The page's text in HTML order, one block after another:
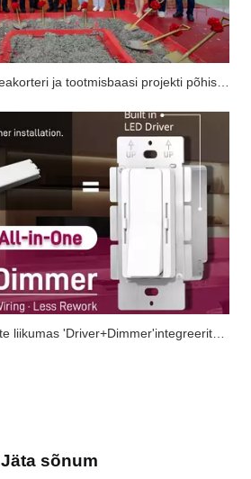
Suretron Electronicsi peakorteri ja tootmisbaasi projekti põhistruktuur on edukalt lõpule viidud.
Miks on rohkem projekte liikumas 'Driver+Dimmer'integreeritud lahenduste poole?
Jäta sõnum